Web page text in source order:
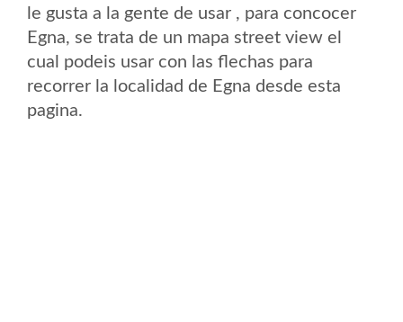
le gusta a la gente de usar , para concocer
Egna, se trata de un mapa street view el
cual podeis usar con las flechas para
recorrer la localidad de Egna desde esta
pagina.